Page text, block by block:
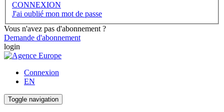
CONNEXION
J'ai oublié mon mot de passe
Vous n'avez pas d'abonnement ?
Demande d'abonnement
login
Connexion
EN
Toggle navigation